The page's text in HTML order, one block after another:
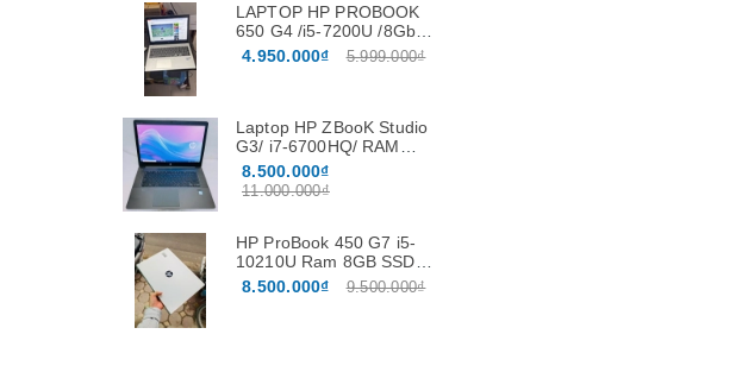
LAPTOP HP PROBOOK
650 G4 /i5-7200U /8Gb
/256Gb /15.6″
4.950.000₫ 5.999.000₫
Laptop HP ZBooK Studio
G3/ i7-6700HQ/ RAM
16GB / SSD 512GB / Vga
Nvidia Quadro M1000M
4G màn 15.6”FHD
8.500.000₫
11.000.000₫
HP ProBook 450 G7 i5-
10210U Ram 8GB SSD
256GB Màn hình 15.6
Inch
8.500.000₫ 9.500.000₫